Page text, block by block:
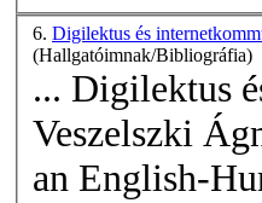
6. Digilektus és
(Hallgatóimnak/Bibliográfia)
... Digilektus
Veszelszki
an English-